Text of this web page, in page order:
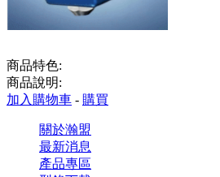
商品特色:
商品說明:
加入購物車 - 購買
關於瀚盟
最新消息
產品專區